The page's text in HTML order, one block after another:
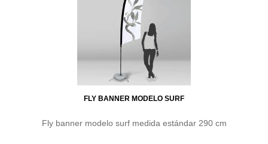
FLY BANNER MODELO SURF
Fly banner modelo surf medida estándar 290 cm